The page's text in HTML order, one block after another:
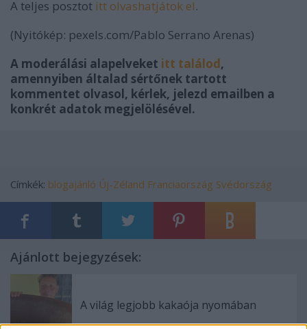
A teljes posztot itt olvashatjátok el.
(Nyitókép: pexels.com/Pablo Serrano Arenas)
A moderálási alapelveket itt találod,
amennyiben általad sértőnek tartott
kommentet olvasol, kérlek, jelezd emailben a
konkrét adatok megjelölésével.
Címkék: blogajánló Új-Zéland Franciaország Svédország
Ajánlott bejegyzések:
A világ legjobb kakaója nyomában